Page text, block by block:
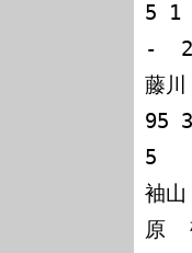
5 1
-
藤
95
5
袖
原